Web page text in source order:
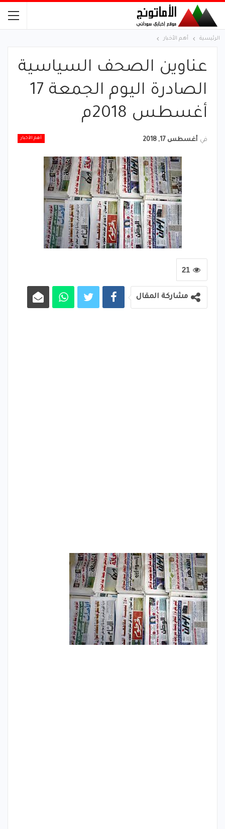
الرئيسية أهم الأخبار
عناوين الصحف السياسية
الصادرة اليوم الجمعة 17
أغسطس 2018م
أهم الأخبار في أغسطس 17, 2018
21
مشاركة المقال